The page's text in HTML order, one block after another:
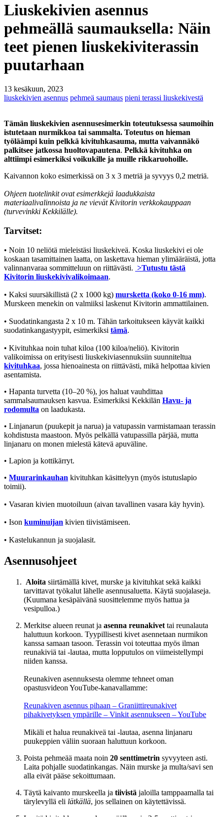
Liuskekivien asennus
pehmeällä saumauksella: Näin
teet pienen liuskekiviterassin
puutarhaan
13 kesäkuun, 2023
liuskekivien asennus pehmeä saumaus pieni terassi liuskekivestä
Tämän liuskekivien asennusesimerkin toteutuksessa saumoihin
istutetaan nurmikkoa tai sammalta. Toteutus on hieman
työläämpi kuin pelkkä kivituhkasauma, mutta vaivannäkö
palkitsee jatkossa huoltovapautena. Pelkkä kivituhka on
alttiimpi esimerkiksi voikukille ja muille rikkaruohoille.
Kaivannon koko esimerkissä on 3 x 3 metriä ja syvyys 0,2 metriä.
Ohjeen tuotelinkit ovat esimerkkejä laadukkaista
materiaalivalinnoista ja ne vievät Kivitorin verkkokauppaan
(turvevinkki Kekkilälle).
Tarvitset:
• Noin 10 neliötä mieleistäsi liuskekiveä. Koska liuskekivi ei ole
koskaan tasamittainen laatta, on laskettava hieman ylimääräistä, jotta
valinnanvaraa sommitteluun on riittävästi. >Tutustu tästä
Kivitorin liuskekivivalikoimaan.
• Kaksi suursäkillistä (2 x 1000 kg) mursketta (koko 0-16 mm).
Murskeen menekin on valmiiksi laskenut Kivitorin ammattilainen.
• Suodatinkangasta 2 x 10 m. Tähän tarkoitukseen käyvät kaikki
suodatinkangastyypit, esimerkiksi tämä.
• Kivituhkaa noin tuhat kiloa (100 kiloa/neliö). Kivitorin
valikoimissa on erityisesti liuskekiviasennuksiin suunniteltua
kivituhkaa, jossa hienoainesta on riittävästi, mikä helpottaa kivien
asentamista.
• Hapanta turvetta (10–20 %), jos haluat vauhdittaa
sammalsaumauksen kasvua. Esimerkiksi Kekkilän Havu- ja
rodomulta on laadukasta.
• Linjanarun (puukepit ja narua) ja vatupassin varmistamaan terassin
kohdistusta maastoon. Myös pelkällä vatupassilla pärjää, mutta
linjanaru on monen mielestä kätevä apuväline.
• Lapion ja kottikärryt.
• Muurarinkauhan kivituhkan käsittelyyn (myös istutuslapio
toimii).
• Vasaran kivien muotoiluun (aivan tavallinen vasara käy hyvin).
• Ison kuminuijan kivien tiivistämiseen.
• Kastelukannun ja suojalasit.
Asennusohjeet
Aloita siirtämällä kivet, murske ja kivituhkat sekä kaikki
tarvittavat työkalut lähelle asennusaluetta. Käytä suojalaseja.
(Kuumana kesäpäivänä suosittelemme myös hattua ja
vesipulloa.)
Merkitse alueen reunat ja asenna reunakivet tai reunalauta
haluttuun korkoon. Tyypillisesti kivet asennetaan nurmikon
kanssa samaan tasoon. Terassin voi toteuttaa myös ilman
reunakiviä tai -lautaa, mutta lopputulos on viimeistellympi
niiden kanssa.
Reunakiven asennuksesta olemme tehneet oman
opastusvideon YouTube-kanavallamme:
Reunakiven asennus pihaan – Graniittireunakivet
pihakivetyksen ympärille – Vinkit asennukseen – YouTube
Mikäli et halua reunakiveä tai -lautaa, asenna linjanaru
puukeppien väliin suoraan haluttuun korkoon.
Poista pehmeää maata noin 20 senttimetrin syvyyteen asti.
Laita pohjalle suodatinkangas. Näin murske ja multa/savi sen
alla eivät pääse sekoittumaan.
Täytä kaivanto murskeella ja tiivistä jaloilla tamppaamalla tai
tärylevyllä eli lätkällä, jos sellainen on käytettävissä.